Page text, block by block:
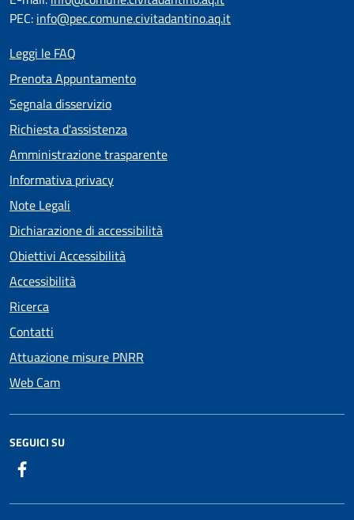
PEC: info@pec.comune.civitadantino.aq.it
Leggi le FAQ
Prenota Appuntamento
Segnala disservizio
Richiesta d'assistenza
Amministrazione trasparente
Informativa privacy
Note Legali
Dichiarazione di accessibilità
Obiettivi Accessibilità
Accessibilità
Ricerca
Contatti
Attuazione misure PNRR
Web Cam
SEGUICI SU